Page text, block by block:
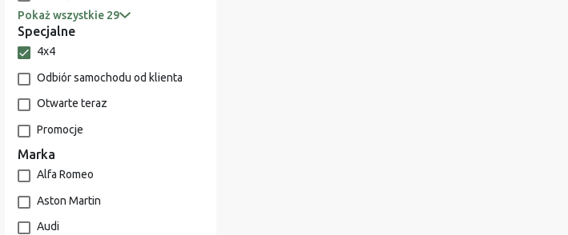
Pokaż wszystkie 29
Specjalne
4x4
Odbiór samochodu od klienta
Otwarte teraz
Promocje
Marka
Alfa Romeo
Aston Martin
Audi